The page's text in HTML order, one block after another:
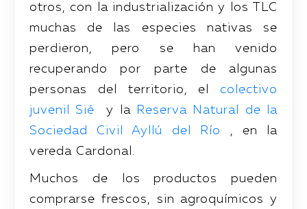
otros, con la industrialización y los TLC
muchas de las especies nativas se
perdieron, pero se han venido
recuperando por parte de algunas
personas del territorio, el colectivo
juvenil Sié y la
Reserva Natural de la
Sociedad Civil Ayllú del Río
, en la
vereda Cardonal.
Muchos de los productos pueden
comprarse frescos, sin agroquímicos y